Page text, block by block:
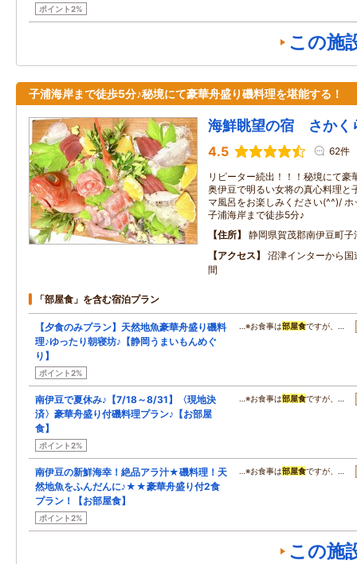
ポイント2%
この施
子浦海岸まで徒歩5分♪秘境にて豪華舟盛り磯料理を堪能する！
海鮮眺望の宿 さかく
4.5 62件
リピーター続出！！！秘境にて豪
奥伊豆で明るい女将の真心料理と
マ風呂をお楽しみください(^^)/
子浦海岸まで徒歩5分♪
住所
静岡県賀茂郡南伊豆町
アクセス
沼津インターから
間
「部屋食」を含む宿泊プラン
【夕食のみプラン】天然地魚豪華舟盛り磯料
理♪ゆったり朝寝坊♪【静岡うまいもんめぐ
り】
ポイント2%
…※お食事は部屋食ですが、…
南伊豆で夏休み♪【7/18～8/31】〈現地決
済〉豪華舟盛り付磯料理プラン♪【お部屋
食】
ポイント2%
…※お食事は部屋食ですが、…
南伊豆の新鮮海幸！絶品アラ汁★磯料理！天
然地魚をふんだんに♪★★豪華舟盛り付2食
プラン！【お部屋食】
ポイント2%
…※お食事は部屋食ですが、…
この施